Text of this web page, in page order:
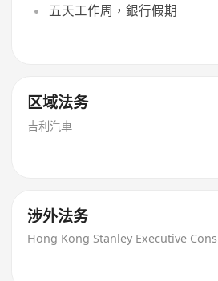
五天工作周，銀行假期
区域法务
吉利汽車
涉外法务